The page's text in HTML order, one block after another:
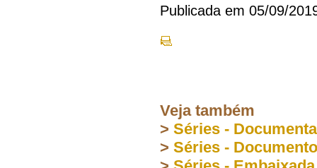
Publicada em 05/09/
Veja também
> Séries -
> Séries -